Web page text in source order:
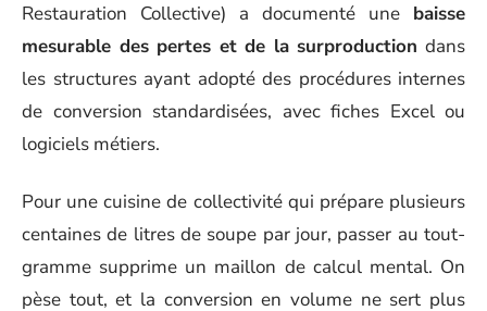
Restauration Collective) a documenté une baisse
mesurable des pertes et de la surproduction dans
les structures ayant adopté des procédures internes
de conversion standardisées, avec fiches Excel ou
logiciels métiers.
Pour une cuisine de collectivité qui prépare plusieurs
centaines de litres de soupe par jour, passer au tout-
gramme supprime un maillon de calcul mental. On
pèse tout, et la conversion en volume ne sert plus